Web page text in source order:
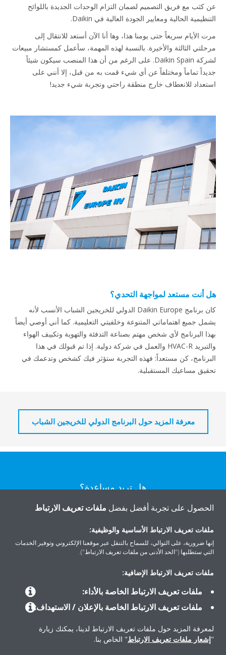
عن كثب مع فريق التصميم لضمان التزام الوحدات الجديدة باللوائح
التنظيمية الحالية ومعايير الجودة العالية في Daikin.
مرت الأيام سريعاً حتى يومنا هذا، وها أنا الآن أستعد للانتقال إلى
مرحلتي الثالثة والأخيرة. بالنسبة لهذه المهمة، سأعمل كمستشار مبيعات
لشركة Daikin Spain. على الرغم من أن هذا المنصب سيكون شيئاً
جديداً تماماً ومختلفاً عن أي شيء قمت به من قبل، إلا أنني على
استعداد للانعطاف خارج منطقة راحتي وتجربة شيء جديد!
هل أنت مستعد لمواجهة التحدي؟
كان برنامج Daikin Europe الدولي للخريجين الشباب الأنسب لأنه
يشمل جميع اهتماماتي المتنوعة وخلفيتي التعليمية. كما أني أوصي أيضاً
بهذا البرنامج لأي شخص مهتم بصناعة التدفئة والتهوية وتكييف الهواء
والتبريد HVAC-R والعمل في شركة دولية. إذا تم قبولك في هذا
البرنامج، كن مستعداً: فهذه التجربة ستؤثر فيك كشخص وتدعمك في
تحقيق مساعيك المستقبلية.
معرفة المزيد حول البرنامج الدولي للخريجين الشباب
هل تريد مساعدة؟
المنتجات
الحصول على تجربة أفضل بفضل ملفات تعريف الارتباط
ملفات تعريف الارتباط الأساسية والوظيفية:
إنها ضرورية، على التوالي، للسماح بالتنقل عبر موقعنا الإلكتروني وتوفير الخدمات
التي ستطلبها ("الحد الأدنى من ملفات تعريف الارتباط").
ملفات تعريف الارتباط الإضافية:
ملفات تعريف الارتباط الخاصة بالأداء:
ملفات تعريف الارتباط الخاصة بالإعلان / الاستهداف:
لمعرفة المزيد حول ملفات تعريف الارتباط لدينا، يمكنك زيارة
"إشعار ملفات تعريف الارتباط" الخاص بنا.